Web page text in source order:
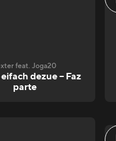
feat. Joga20
dezue – Faz
parte